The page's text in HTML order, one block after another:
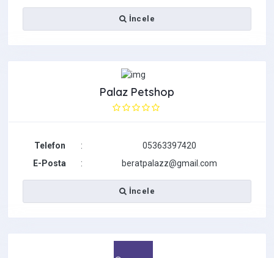
İncele
Palaz Petshop
Telefon :
05363397420
E-Posta
: beratpalazz@gmail.com
İncele